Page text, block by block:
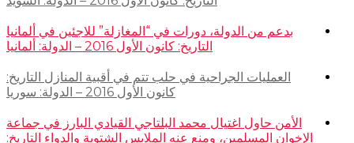
بدعم من الدولة، دورات في “المغازلة” للاجئين في ألمانيا
التاريخ: كانون الأول 2016 – الدولة: ألمانيا
العمليات الجراحية في حلب تتم في أقبية المنازل التاريخ:
كانون الأول 2016 – الدولة: سوريا
الأمن حاول اغتيال محمد البلتاجي القيادي البارز في جماعة
الإخوان المسلمين، ومنع عنه الملابس الشتوية والدواء التاريخ: